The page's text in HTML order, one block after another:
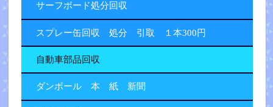
サーフボード処分回収
スプレー缶回収 処分 引取 １本300円
自動車部品回収
ダンボール 本 紙 新聞